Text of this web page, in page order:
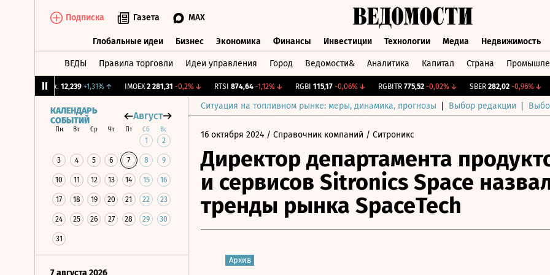
Подписка Газета MAX
Глобальные идеи Бизнес Экономика Финансы Инвестиции Технологии Медиа Недвижимость
ВЕДЫ Правила торговли Идеи управления Город Ведомости& Аналитика Капитал Страна
12,239 +1,31%↑ IMOEX 2 281,31 -0,2%↓ RTSI 874,64 -1,12%↓ RGBI 115,17 -0,06%↓ RGBITR 775,52 -0,02%↓ SBER 282,02 -0,96%↓
Ситуация на топливном рынке: меры, динамика, прогнозы Выбор редакции
КАЛЕНДАРЬ
СОБЫТИЙ
Август
Пн Вт Ср Чт Пт Сб Вс
1 2
3 4 5 6 7 8 9
10 11 12 13 14 15 16
17 18 19 20 21 22 23
24 25 26 27 28 29 30
31
7 августа 2026
16 октября 2024 / Справочник компаний / Ситроникс
Директор департамента
и сервисов Sitronics Space
тренды рынка SpaceTech
Архив